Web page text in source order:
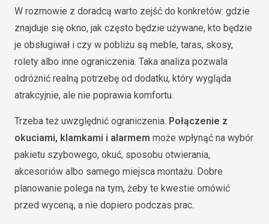
W rozmowie z doradcą warto zejść do konkretów: gdzie
znajduje się okno, jak często będzie używane, kto będzie
je obsługiwał i czy w pobliżu są meble, taras, skosy,
rolety albo inne ograniczenia. Taka analiza pozwala
odróżnić realną potrzebę od dodatku, który wygląda
atrakcyjnie, ale nie poprawia komfortu.
Trzeba też uwzględnić ograniczenia. Połączenie z
okuciami, klamkami i alarmem może wpłynąć na wybór
pakietu szybowego, okuć, sposobu otwierania,
akcesoriów albo samego miejsca montażu. Dobre
planowanie polega na tym, żeby te kwestie omówić
przed wyceną, a nie dopiero podczas prac.